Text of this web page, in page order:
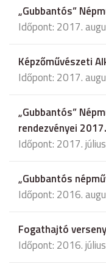
„Gubbantós”
Időpont: 2017.
Képzőművészeti
Időpont: 2017.
„Gubbantós”
rendezvényei 2017.
Időpont: 2017.
„Gubbantós
Időpont: 2016.
Fogathajtó verseny
Időpont: 2016.